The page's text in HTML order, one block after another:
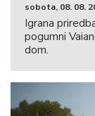
sobota, 08. 08.
Igrana
pogumni
dom.